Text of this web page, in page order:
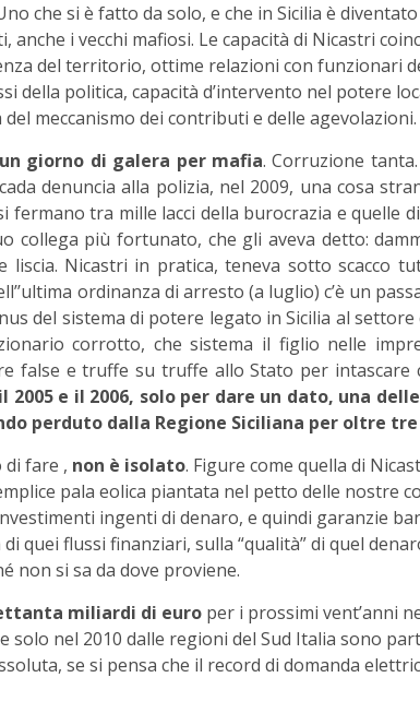
che si è fatto da solo, e che in Sicilia è
i vecchi mafiosi. Le capacità di Nicastri
del territorio, ottime relazioni con funzionari
della politica, capacità d’intervento nel potere
meccanismo dei contributi e delle agevolazioni.
giorno di galera per mafia. Corruzione
denuncia alla polizia, nel 2009, una cosa
fermano tra mille lacci della burocrazia e quelle
collega più fortunato, che gli aveva detto:
liscia. Nicastri in pratica, teneva sotto scacco
ordinanza di arresto (a luglio) c’è un
del sistema di potere legato in Sicilia al
corrotto, che sistema il figlio nelle
false e truffe su truffe allo Stato per intascare
2005 e il 2006, solo per dare un dato, una
perduto dalla Regione Siciliana per oltre
di fare , non è isolato. Figure come quella di
pala eolica piantata nel petto delle nostre
ingenti di denaro, e quindi garanzie
quei flussi finanziari, sulla “qualità” di quel
non si sa da dove proviene.
miliardi di euro per i prossimi vent’anni
solo nel 2010 dalle regioni del Sud Italia sono
se si pensa che il record di domanda